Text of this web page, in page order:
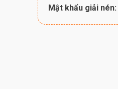
Mật khẩu giải nén: